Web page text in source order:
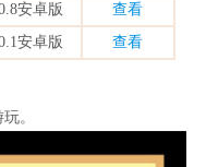
安卓版
查看
安卓版 查看
。